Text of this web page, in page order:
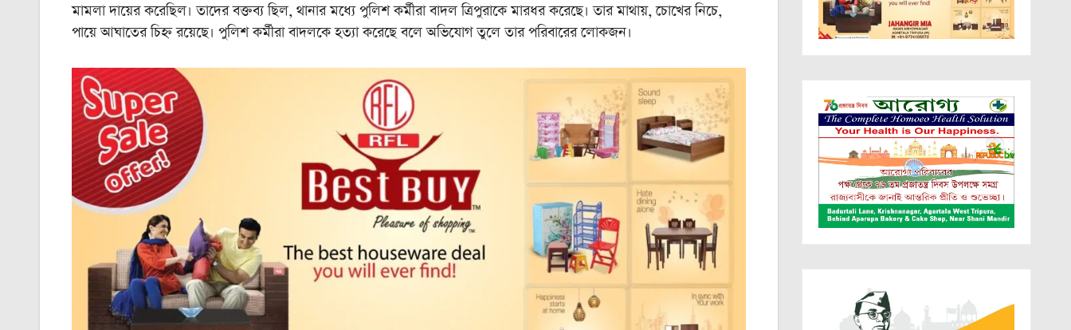
মামলা দায়ের করেছিল। তাদের বক্তব্য ছিল, থানার মধ্যে পুলিশ কর্মীরা বাদল ত্রিপুরাকে মারধর করেছে। তার মাথায়, চোখের নিচে,
পায়ে আঘাতের চিহ্ন রয়েছে। পুলিশ কর্মীরা বাদলকে হত্যা করেছে বলে অভিযোগ তুলে তার পরিবারের লোকজন।